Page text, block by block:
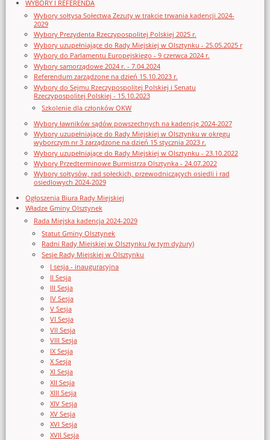
WYBORY I REFERENDA
Wybory sołtysa Sołectwa Zezuty w trakcie trwania kadencji 2024-
2029
Wybory Prezydenta Rzeczypospolitej Polskiej 2025 r.
Wybory uzupełniające do Rady Miejskiej w Olsztynku - 25.05.2025 r
Wybory do Parlamentu Europejskiego - 9 czerwca 2024 r.
Wybory samorządowe 2024 r. - 7.04.2024
Referendum zarządzone na dzień 15.10.2023 r.
Wybory do Sejmu Rzeczypospolitej Polskiej i Senatu
Rzeczypospolitej Polskiej - 15.10.2023
Szkolenie dla członków OKW
Wybory ławników sądów powszechnych na kadencję 2024-2027
Wybory uzupełniające do Rady Miejskiej w Olsztynku w okręgu
wyborczym nr 3 zarządzone na dzień 15 stycznia 2023 r.
Wybory uzupełniające do Rady Miejskiej w Olsztynku - 23.10.2022
Wybory Przedterminowe Burmistrza Olsztynka - 24.07.2022
Wybory sołtysów, rad sołeckich, przewodniczących osiedli i rad
osiedlowych 2024-2029
Ogłoszenia Biura Rady Miejskiej
Władze Gminy Olsztynek
Rada Miejska kadencja 2024-2029
Statut Gminy Olsztynek
Radni Rady Miejskiej w Olsztynku (w tym dyżury)
Sesje Rady Miejskiej w Olsztynku
I sesja - inauguracyjna
II Sesja
III Sesja
IV Sesja
V Sesja
VI Sesja
VII Sesja
VIII Sesja
IX Sesja
X Sesja
XI Sesja
XII Sesja
XIII Sesja
XIV Sesja
XV Sesja
XVI Sesja
XVII Sesja